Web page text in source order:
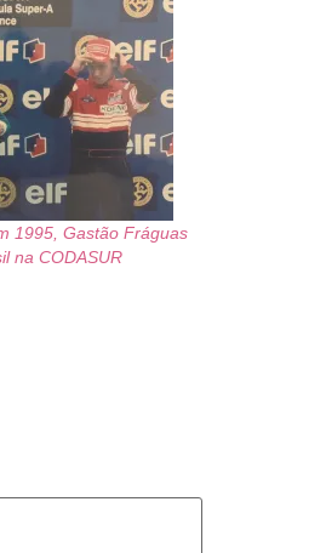
1995, Gastão Fráguas
na CODASUR